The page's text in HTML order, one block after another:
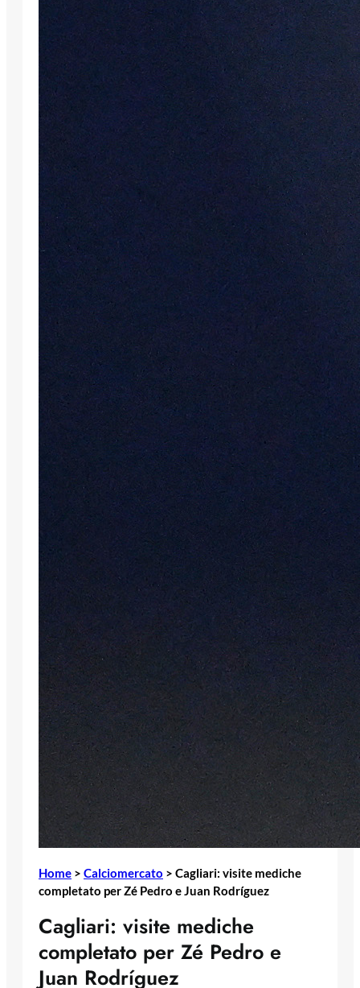
Home > Calciomercato > Cagliari: visite mediche
completato per Zé Pedro e Juan Rodríguez
Cagliari: visite mediche
completato per Zé Pedro e
Juan Rodríguez